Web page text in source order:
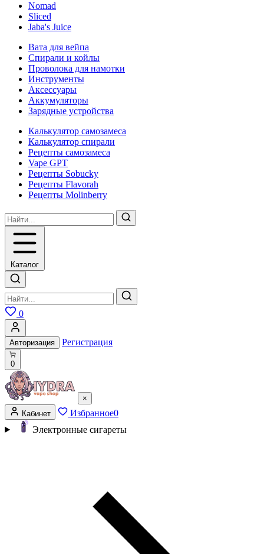
Nomad
Sliced
Jaba's Juice
Вата для вейпа
Спирали и койлы
Проволока для намотки
Инструменты
Аксесcуары
Аккумуляторы
Зарядные устройства
Калькулятор самозамеса
Калькулятор спирали
Рецепты самозамеса
Vape GPT
Рецепты Sobucky
Рецепты Flavorah
Рецепты Molinberry
Каталог
0
Авторизация Регистрация
0
×
Кабинет
Избранное0
Электронные сигареты